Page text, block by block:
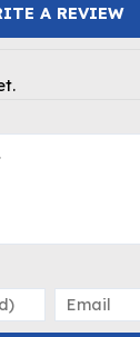
A REVIEW